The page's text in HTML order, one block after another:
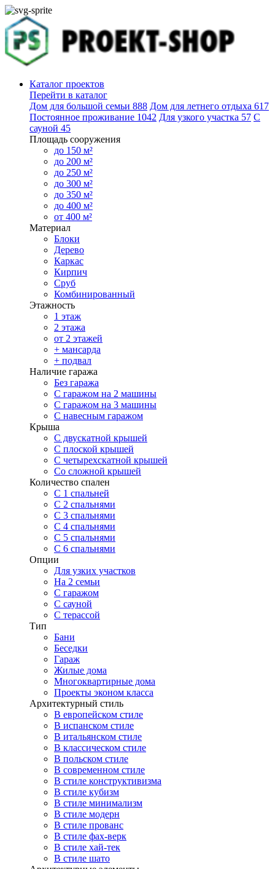
Каталог проектов
Перейти в каталог
Дом для большой семьи 888 Дом для летнего отдыха 617
Постоянное проживание 1042 Для узкого участка 57 С
сауной 45
Площадь сооружения
до 150 м²
до 200 м²
до 250 м²
до 300 м²
до 350 м²
до 400 м²
от 400 м²
Материал
Блоки
Дерево
Каркас
Кирпич
Сруб
Комбинированный
Этажность
1 этаж
2 этажа
от 2 этажей
+ мансарда
+ подвал
Наличие гаража
Без гаража
С гаражом на 2 машины
С гаражом на 3 машины
С навесным гаражом
Крыша
С двускатной крышей
С плоской крышей
С четырехскатной крышей
Со сложной крышей
Количество спален
С 1 спальней
С 2 спальнями
С 3 спальнями
С 4 спальнями
С 5 спальнями
С 6 спальнями
Опции
Для узких участков
На 2 семьи
С гаражом
С сауной
С терассой
Тип
Бани
Беседки
Гараж
Жилые дома
Многоквартирные дома
Проекты эконом класса
Архитектурный стиль
В европейском стиле
В испанском стиле
В итальянском стиле
В классическом стиле
В польском стиле
В современном стиле
В стиле конструктивизма
В стиле кубизм
В стиле минимализм
В стиле модерн
В стиле прованс
В стиле фах-верк
В стиле хай-тек
В стиле шато